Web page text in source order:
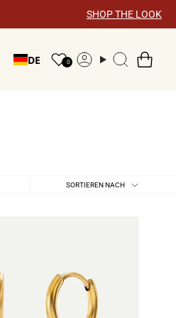
SHOP THE LOOK
DE 0 KontoSuche
SortierenSORTIEREN NACH